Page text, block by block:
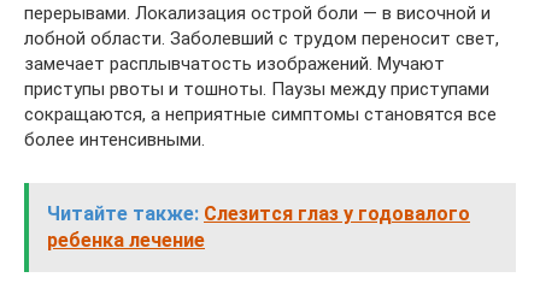
перерывами. Локализация острой боли — в височной и
лобной области. Заболевший с трудом переносит свет,
замечает расплывчатость изображений. Мучают
приступы рвоты и тошноты. Паузы между приступами
сокращаются, а неприятные симптомы становятся все
более интенсивными.
Читайте также: Слезится глаз у годовалого
ребенка лечение